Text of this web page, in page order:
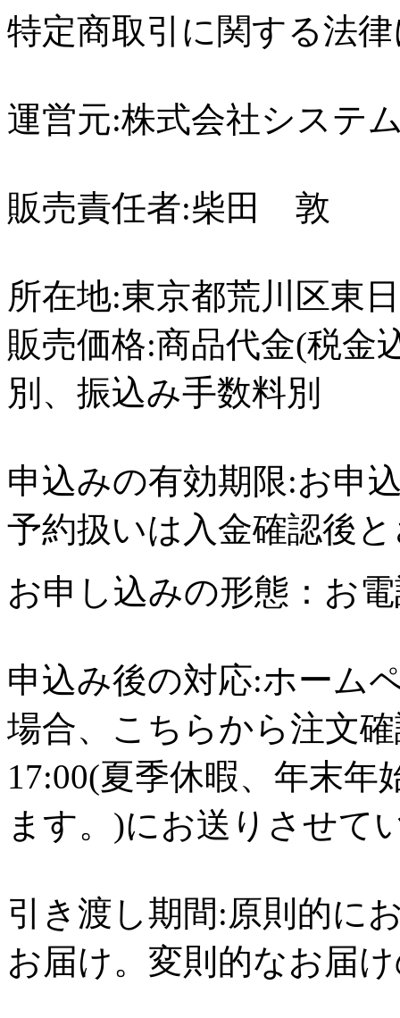
特定商取引に関する法
運営元:株式会社システ
販売責任者:柴田 敦
所在地:東京都荒川区東
販売価格:商品代金(税金
別、振込み手数料別
申込みの有効期限:お申
予約扱いは入金確認後
お申し込みの形態：お
申込み後の対応:ホーム
場合、こちらから注文
17:00(夏季休暇、年末
ます。)にお送りさせて
引き渡し期間:原則的に
お届け。変則的なお届